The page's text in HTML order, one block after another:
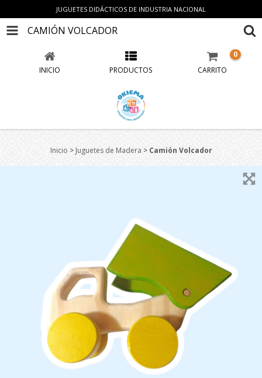
JUGUETES DIDÁCTICOS DE INDUSTRIA NACIONAL
CAMIÓN VOLCADOR
INICIO PRODUCTOS CARRITO
0
Inicio > Juguetes de Madera > Camión Volcador